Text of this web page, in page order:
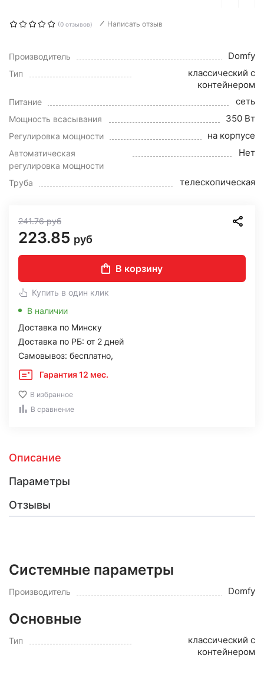
(0 отзывов) Написать отзыв
Производитель Domfy
Тип
классический с
контейнером
Питание сеть
Мощность всасывания 350 Вт
Регулировка мощности на корпусе
Автоматическая
регулировка мощности
Нет
Труба телескопическая
241.76руб
223.85 руб
В корзину
Купить в один клик
В наличии
Доставка по Минску
Доставка по РБ: от 2 дней
Самовывоз: бесплатно,
Гарантия 12 мес.
В избранное
В сравнение
Описание
Параметры
Отзывы
Системные параметры
Производитель Domfy
Основные
Тип
классический с
контейнером